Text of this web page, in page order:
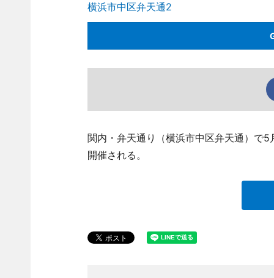
横浜市中区弁天通2
関内・弁天通り（横浜市中区弁天通）で
開催される。